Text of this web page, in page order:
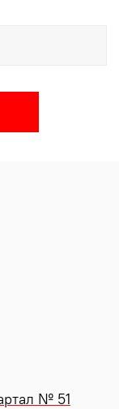
№ 51